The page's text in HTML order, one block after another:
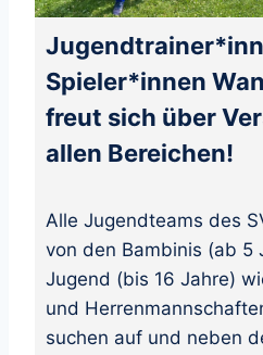
Spieler*innen
freut sich über
allen Bereichen!
Alle Jugendteams des
von den Bambinis (ab 5
Jugend (bis 16 Jahre)
und
suchen auf und neben